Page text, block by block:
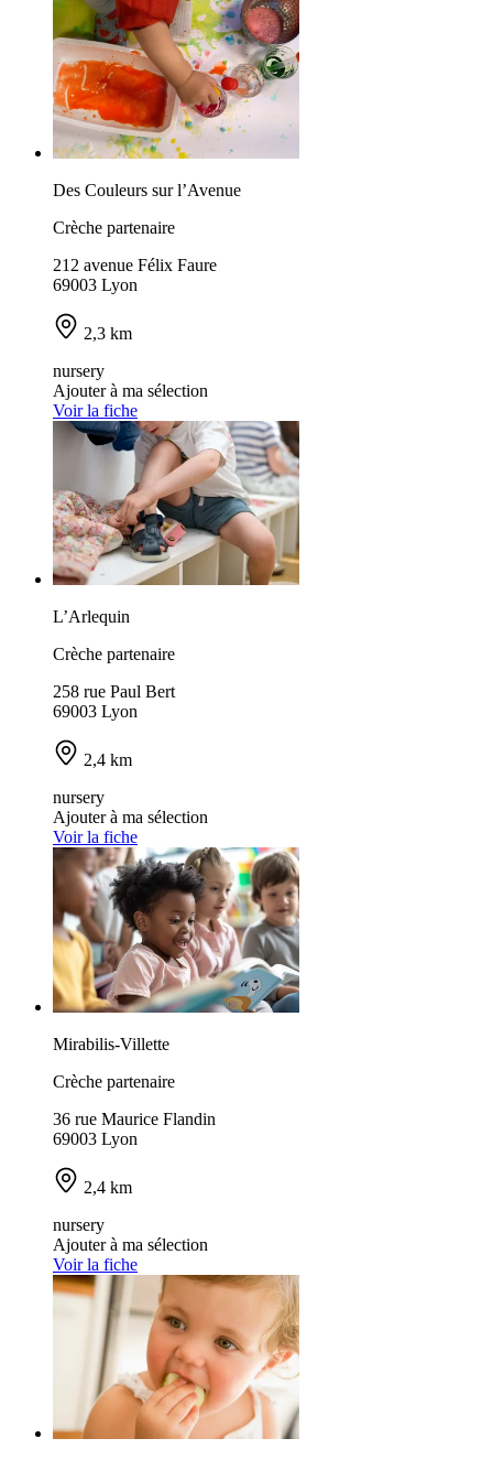
Des Couleurs sur l’Avenue
Crèche partenaire
212 avenue Félix Faure
69003 Lyon
2,3 km
nursery
Ajouter à ma sélection
Voir la fiche
L’Arlequin
Crèche partenaire
258 rue Paul Bert
69003 Lyon
2,4 km
nursery
Ajouter à ma sélection
Voir la fiche
Mirabilis-Villette
Crèche partenaire
36 rue Maurice Flandin
69003 Lyon
2,4 km
nursery
Ajouter à ma sélection
Voir la fiche